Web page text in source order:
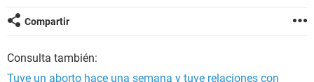
Compartir
Consulta también:
Tuve un aborto hace una semana y tuve relaciones con